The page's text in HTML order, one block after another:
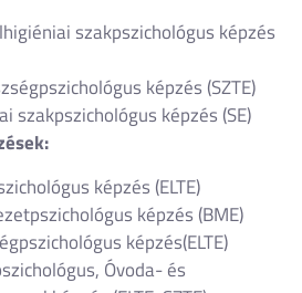
szakpszichológus képzés
képzés (SZTE)
szakpszichológus képzés (SE)
képzés (ELTE)
képzés (BME)
képzés(ELTE)
Óvoda- és